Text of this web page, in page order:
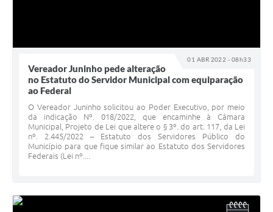
01 ABR 2022 - 08h33
Vereador Juninho pede alteração
no Estatuto do Servidor Municipal com equiparação
ao Federal
O Vereador Juninho solicitou ao Poder Executivo, por meio
da indicação Nº. 018/2022, que encaminhe à Câmara
Municipal, Projeto de Lei que altere o § 3º. do art. 117, da Lei
nº. 2.445/2022 – Estatuto dos Servidores Público do
Município para que fique similar ao Estatuto dos Servidores
Federais (Lei nº....